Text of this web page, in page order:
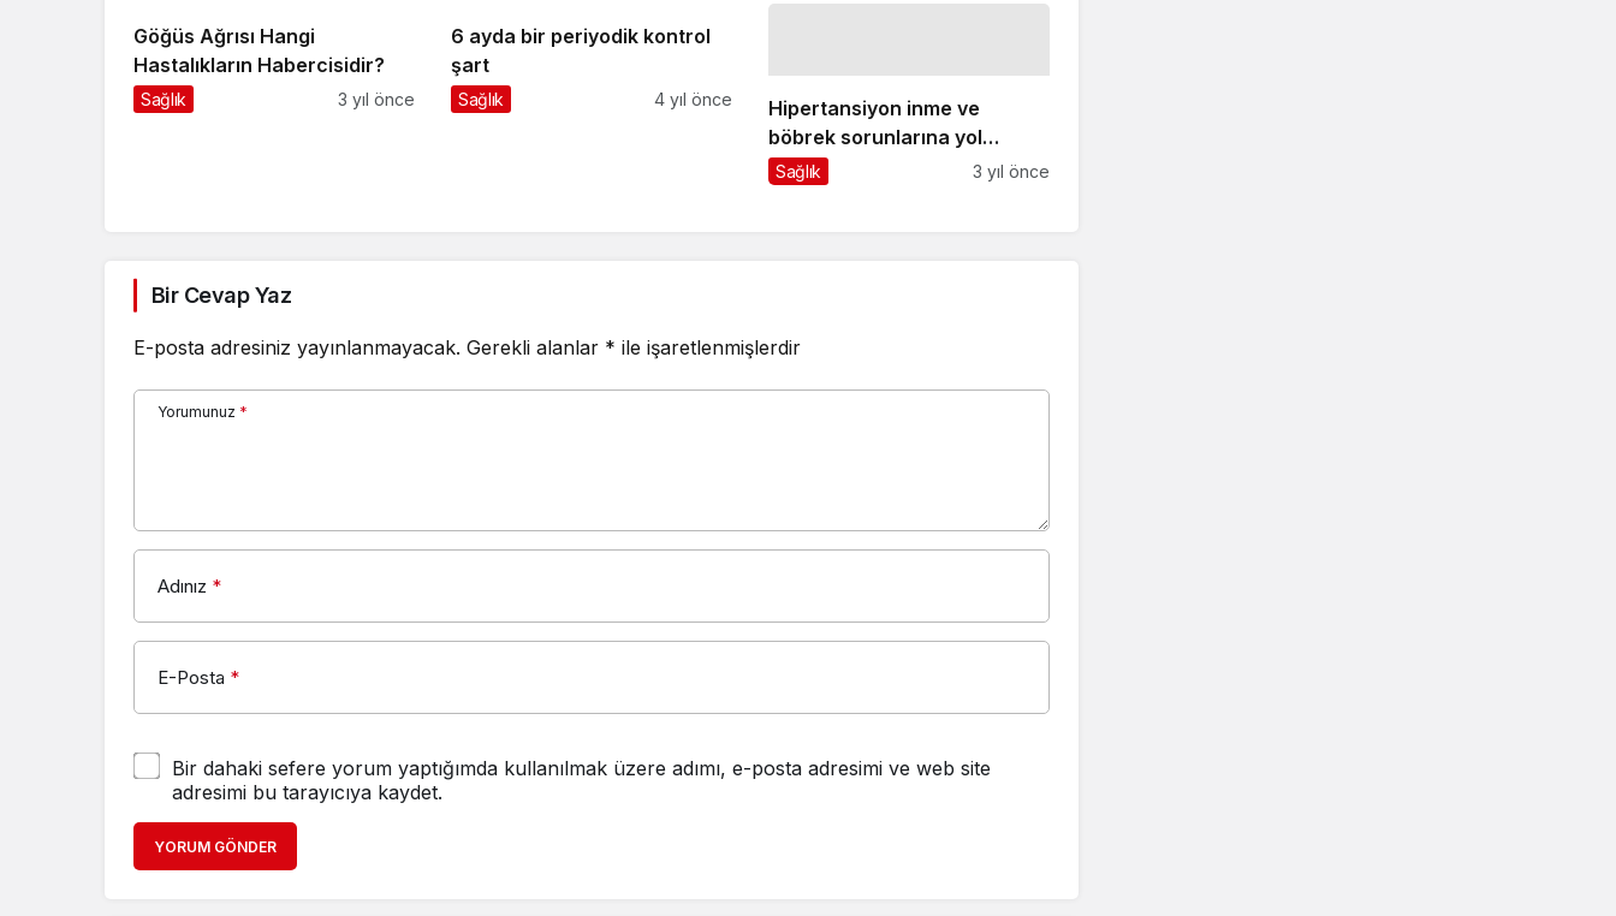
Göğüs Ağrısı Hangi
Hastalıkların Habercisidir?
Sağlık 3 yıl önce
6 ayda bir periyodik kontrol
şart
Sağlık 4 yıl önce
Hipertansiyon inme ve
böbrek sorunlarına yol
açabilir
Sağlık 3 yıl önce
Bir Cevap Yaz
E-posta adresiniz yayınlanmayacak. Gerekli alanlar * ile işaretlenmişlerdir
Yorumunuz *
Adınız *
E-Posta *
Bir dahaki sefere yorum yaptığımda kullanılmak üzere adımı, e-posta adresimi ve web site
adresimi bu tarayıcıya kaydet.
YORUM GÖNDER